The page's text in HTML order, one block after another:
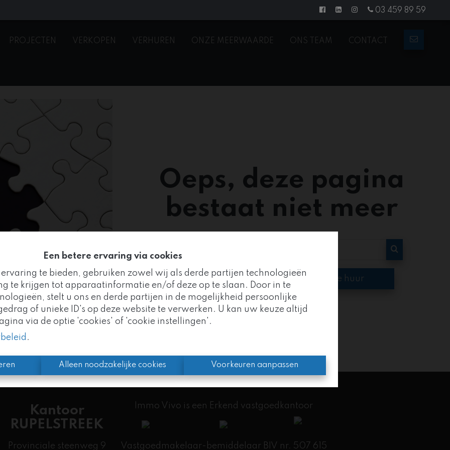
Een betere ervaring via cookies
te bieden, gebruiken zowel wij als derde partijen technologieën
te krijgen tot apparaatinformatie en/of deze op te slaan. Door in te
stelt u ons en derde partijen in de mogelijkheid persoonlijke
of unieke ID's op deze website te verwerken. U kan uw keuze altijd
via de optie 'cookies' of 'cookie instellingen'.
.
Alleen noodzakelijke cookies Voorkeuren aanpassen
03 459 89 59
PROJECTEN VERKOPEN VERHUREN ONZE MEERWAARDE ONS TEAM CONTACT
Oeps, deze pagina
bestaat niet meer
Te koop Te huur
Kantoor
RUPELSTREEK
Provinciale steenweg 9
Immo Vivo is een Erkend vastgoedkantoor
Vastgoedmakelaar-bemiddelaar BIV nr. 507 615
Goed nieuws!
Vivo maakt nu deel uit van deAltro Vastgoedgroep
we uw vertrouwde partner, met nog meer expertise en kracht.